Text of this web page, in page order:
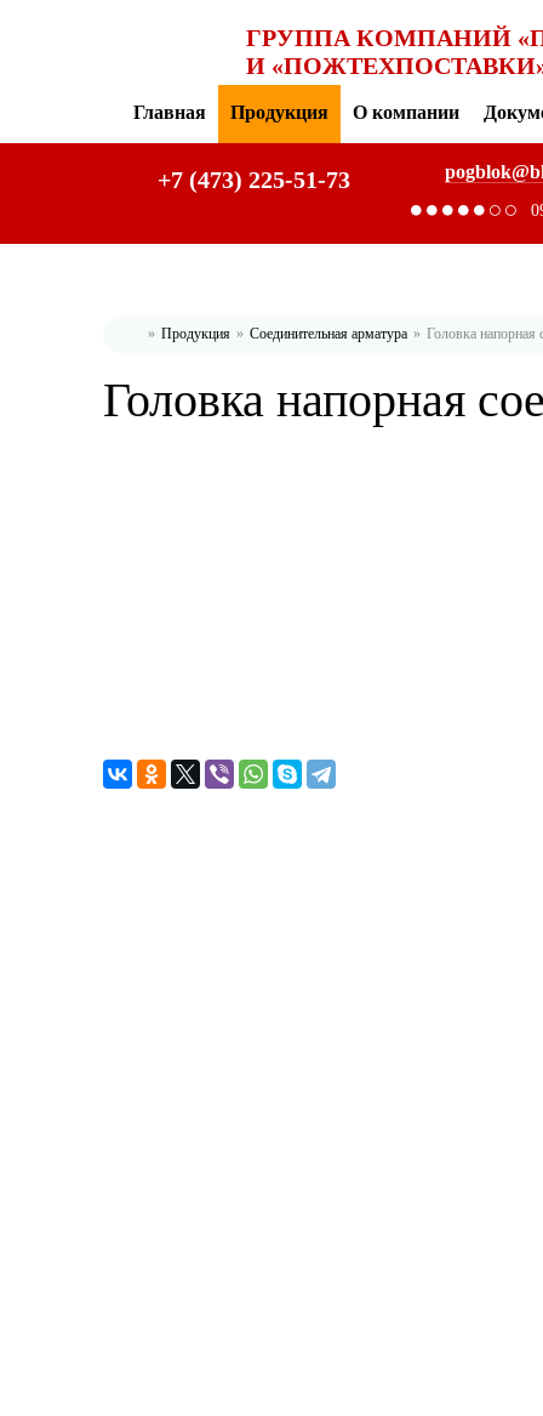
ГРУППА КОМПАНИЙ
И
Главная Продукция О компании
+7 (473) 225-51-73
ГлавнаяПродукция Соединительная арматура Головка напорная
Головка напорная